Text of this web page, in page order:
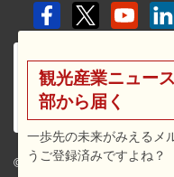
© 2026 travel voice.
観光産業ニュー
部から届く
一歩先の未来がみえるメ
うご登録済みですよね？